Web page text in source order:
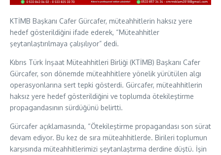
KTİMB Başkanı Cafer Gürcafer, müteahhitlerin haksız yere
hedef gösterildiğini ifade ederek, “Müteahhitler
şeytanlaştırılmaya çalışılıyor” dedi.
Kıbrıs Türk İnşaat Müteahhitleri Birliği (KTİMB) Başkanı Cafer
Gürcafer, son dönemde müteahhitlere yönelik yürütülen algı
operasyonlarına sert tepki gösterdi. Gürcafer, müteahhitlerin
haksız yere hedef gösterildiğini ve toplumda ötekileştirme
propagandasının sürdüğünü belirtti.
Gürcafer açıklamasında, “Ötekileştirme propagandası son sürat
devam ediyor. Bu kez de sıra müteahhitlerde. Birileri toplumun
karşısında müteahhitlerimizi şeytanlaştırma derdine düştü. İşin